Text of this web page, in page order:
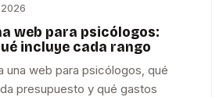
web para psicólogos:
incluye cada rango
una web para psicólogos, qué
presupuesto y qué gastos